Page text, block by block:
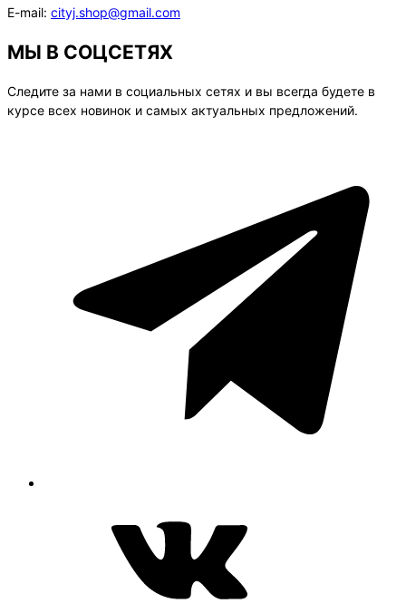
E-mail: cityj.shop@gmail.com
МЫ В СОЦСЕТЯХ
Следите за нами в социальных сетях и вы всегда будете в
курсе всех новинок и самых актуальных предложений.